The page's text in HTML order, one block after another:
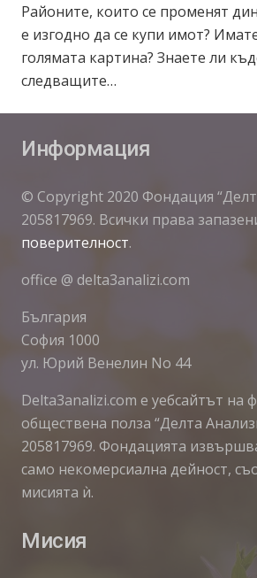
Районите, които се променят
е изгодно да се купи имот?
голямата картина? Знаете ли
следващите…
Информация
© Copyright 2020 Фондация
205817969. Всички права
поверителност.
office @ delta3analizi.com
България
София 1000
ул. Юрий Венелин No 44
Delta3analizi.com e уебсайтът на
обществена полза “Делта
205817969. Фондацията
само некомерсиална дейност,
мисията ѝ.
Мисия